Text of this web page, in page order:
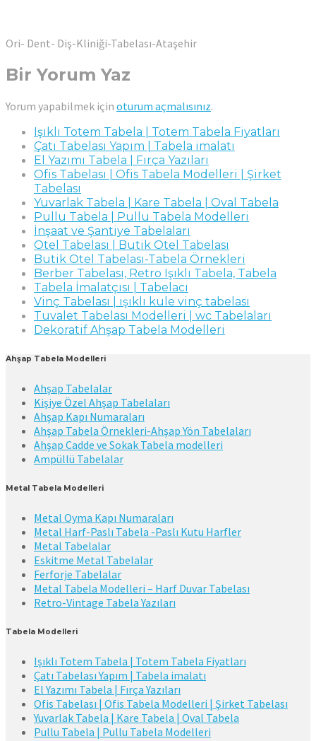
Ori- Dent- Diş-Kliniği-Tabelası-Ataşehir
Bir Yorum Yaz
Yorum yapabilmek için oturum açmalısınız.
Işıklı Totem Tabela | Totem Tabela Fiyatları
Çatı Tabelası Yapım | Tabela imalatı
El Yazımı Tabela | Fırça Yazıları
Ofis Tabelası | Ofis Tabela Modelleri | Şirket
Tabelası
Yuvarlak Tabela | Kare Tabela | Oval Tabela
Pullu Tabela | Pullu Tabela Modelleri
İnşaat ve Şantiye Tabelaları
Otel Tabelası | Butik Otel Tabelası
Butik Otel Tabelası-Tabela Örnekleri
Berber Tabelası, Retro Işıklı Tabela, Tabela
Tabela İmalatçısı | Tabelacı
Vinç Tabelası | ışıklı kule vinç tabelası
Tuvalet Tabelası Modelleri | wc Tabelaları
Dekoratif Ahşap Tabela Modelleri
Ahşap Tabela Modelleri
Ahşap Tabelalar
Kişiye Özel Ahşap Tabelaları
Ahşap Kapı Numaraları
Ahşap Tabela Örnekleri-Ahşap Yön Tabelaları
Ahşap Cadde ve Sokak Tabela modelleri
Ampüllü Tabelalar
Metal Tabela Modelleri
Metal Oyma Kapı Numaraları
Metal Harf-Paslı Tabela -Paslı Kutu Harfler
Metal Tabelalar
Eskitme Metal Tabelalar
Ferforje Tabelalar
Metal Tabela Modelleri – Harf Duvar Tabelası
Retro-Vintage Tabela Yazıları
Tabela Modelleri
Işıklı Totem Tabela | Totem Tabela Fiyatları
Çatı Tabelası Yapım | Tabela imalatı
El Yazımı Tabela | Fırça Yazıları
Ofis Tabelası | Ofis Tabela Modelleri | Şirket Tabelası
Yuvarlak Tabela | Kare Tabela | Oval Tabela
Pullu Tabela | Pullu Tabela Modelleri